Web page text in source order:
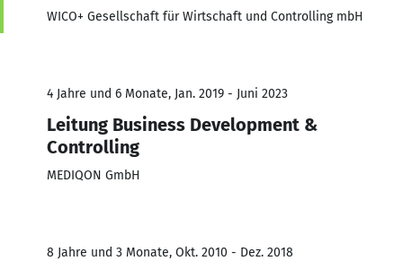
WICO+ Gesellschaft für Wirtschaft und Controlling mbH
4 Jahre und 6 Monate, Jan. 2019 - Juni 2023
Leitung Business Development &
Controlling
MEDIQON GmbH
8 Jahre und 3 Monate, Okt. 2010 - Dez. 2018